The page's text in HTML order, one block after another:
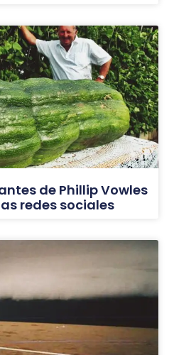
de Phillip Vowles
redes sociales